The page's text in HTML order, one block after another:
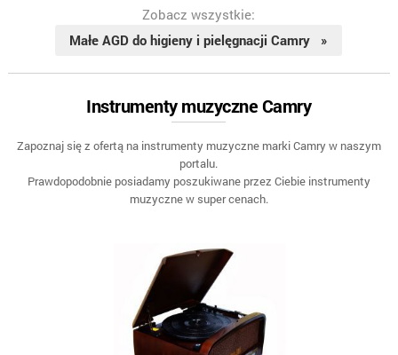
Zobacz wszystkie:
Małe AGD do higieny i pielęgnacji Camry »
Instrumenty muzyczne Camry
Zapoznaj się z ofertą na instrumenty muzyczne marki Camry w naszym
portalu.
Prawdopodobnie posiadamy poszukiwane przez Ciebie instrumenty
muzyczne w super cenach.